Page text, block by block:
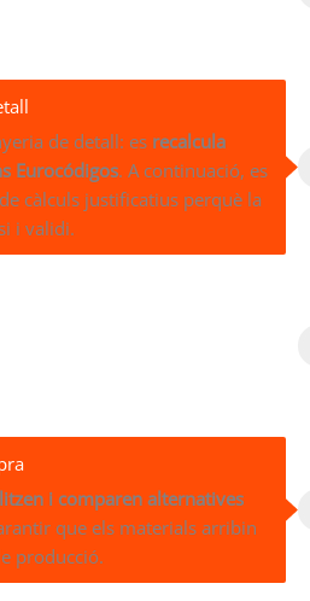
de detall: es recalcula
Eurocódigos. A continuació, es
càlculs justificatius perquè la
i validi.
i comparen alternatives
que els materials arribin
producció.